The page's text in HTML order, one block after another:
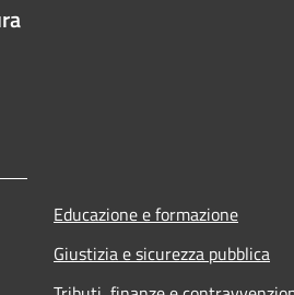
Educazione e formazione
Giustizia e sicurezza pubblica